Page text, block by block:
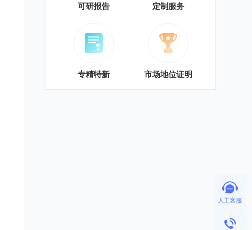
可研报告 定制服务
专精特新 市场地位证明
人工客服